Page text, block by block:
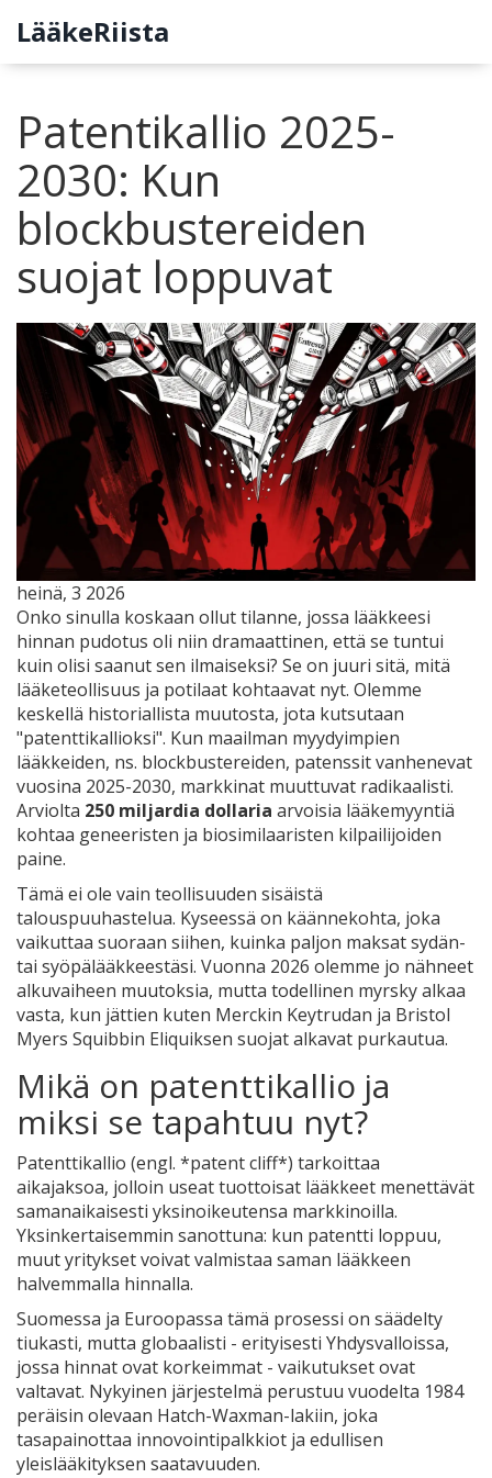
LääkeRiista
Patentikallio 2025-
2030: Kun
blockbustereiden
suojat loppuvat
heinä, 3 2026
Onko sinulla koskaan ollut tilanne, jossa lääkkeesi
hinnan pudotus oli niin dramaattinen, että se tuntui
kuin olisi saanut sen ilmaiseksi? Se on juuri sitä, mitä
lääketeollisuus ja potilaat kohtaavat nyt. Olemme
keskellä historiallista muutosta, jota kutsutaan
"patenttikallioksi". Kun maailman myydyimpien
lääkkeiden, ns. blockbustereiden, patenssit vanhenevat
vuosina 2025-2030, markkinat muuttuvat radikaalisti.
Arviolta 250 miljardia dollaria arvoisia lääkemyyntiä
kohtaa geneeristen ja biosimilaaristen kilpailijoiden
paine.
Tämä ei ole vain teollisuuden sisäistä
talouspuuhastelua. Kyseessä on käännekohta, joka
vaikuttaa suoraan siihen, kuinka paljon maksat sydän-
tai syöpälääkkeestäsi. Vuonna 2026 olemme jo nähneet
alkuvaiheen muutoksia, mutta todellinen myrsky alkaa
vasta, kun jättien kuten Merckin Keytrudan ja Bristol
Myers Squibbin Eliquiksen suojat alkavat purkautua.
Mikä on patenttikallio ja
miksi se tapahtuu nyt?
Patenttikallio (engl. *patent cliff*) tarkoittaa
aikajaksoa, jolloin useat tuottoisat lääkkeet menettävät
samanaikaisesti yksinoikeutensa markkinoilla.
Yksinkertaisemmin sanottuna: kun patentti loppuu,
muut yritykset voivat valmistaa saman lääkkeen
halvemmalla hinnalla.
Suomessa ja Euroopassa tämä prosessi on säädelty
tiukasti, mutta globaalisti - erityisesti Yhdysvalloissa,
jossa hinnat ovat korkeimmat - vaikutukset ovat
valtavat. Nykyinen järjestelmä perustuu vuodelta 1984
peräisin olevaan Hatch-Waxman-lakiin, joka
tasapainottaa innovointipalkkiot ja edullisen
yleislääkityksen saatavuuden.